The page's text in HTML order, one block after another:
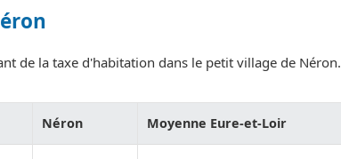
de la taxe d'habitation dans le petit village de Néron.
Néron Moyenne Eure-et-Loir